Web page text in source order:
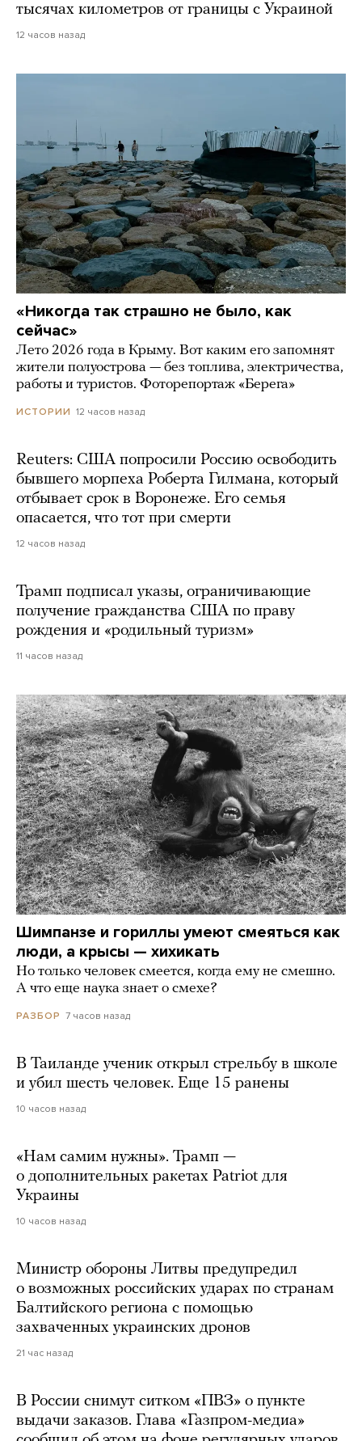
тысячах километров от границы с Украиной
12 часов назад
«Никогда так страшно не было, как
сейчас»
Лето 2026 года в Крыму. Вот каким его запомнят
жители полуострова — без топлива, электричества,
работы и туристов. Фоторепортаж «Берега»
ИСТОРИИ 12 часов назад
Reuters: США попросили Россию освободить
бывшего морпеха Роберта Гилмана, который
отбывает срок в Воронеже. Его семья
опасается, что тот при смерти
12 часов назад
Трамп подписал указы, ограничивающие
получение гражданства США по праву
рождения и «родильный туризм»
11 часов назад
Шимпанзе и гориллы умеют смеяться как
люди, а крысы — хихикать
Но только человек смеется, когда ему не смешно.
А что еще наука знает о смехе?
РАЗБОР 7 часов назад
В Таиланде ученик открыл стрельбу в школе
и убил шесть человек. Еще 15 ранены
10 часов назад
«Нам самим нужны». Трамп —
о дополнительных ракетах Patriot для
Украины
10 часов назад
Министр обороны Литвы предупредил
о возможных российских ударах по странам
Балтийского региона с помощью
захваченных украинских дронов
21 час назад
В России снимут ситком «ПВЗ» о пункте
выдачи заказов. Глава «Газпром-медиа»